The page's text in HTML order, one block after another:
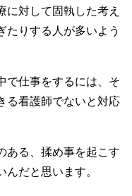
に対して固執した考え
たりする人が多いよう
で仕事をするには、そ
る看護師でないと対応
ある、揉め事を起こす
だと思います。